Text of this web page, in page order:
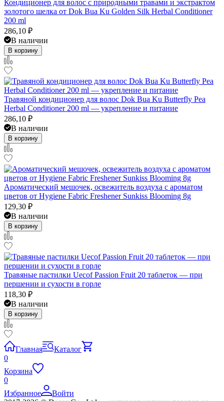
Кондиционер для волос с природными травами и экстрактом
золотого шелка от Dok Bua Ku Golden Silk Herbal Conditioner
200 ml
286,10 ₽
В наличии
В корзину
Травяной кондиционер для волос Dok Bua Ku Butterfly Pea
Herbal Conditioner 200 ml — укрепление и питание
286,10 ₽
В наличии
В корзину
Ароматический мешочек, освежитель воздуха с ароматом
цветов от Hygiene Fabric Freshener Sunkiss Blooming 8g
129,30 ₽
В наличии
В корзину
Травяные пастилки Uecof Passion Fruit 20 таблеток — при
першении и сухости в горле
118,30 ₽
В наличии
В корзину
Главная
Каталог
0
Корзина
0
Избранное
Войти